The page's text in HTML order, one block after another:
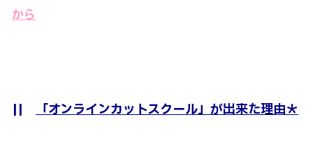
から
|| 「オンラインカットスクール」が出来た理由＊